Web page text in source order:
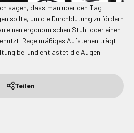
sagen, dass man über den Tag
sollte, um die Durchblutung zu fördern
einen ergonomischen Stuhl oder einen
Regelmäßiges Aufstehen trägt
bei und entlastet die Augen.
Teilen